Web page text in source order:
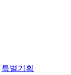
특별기획